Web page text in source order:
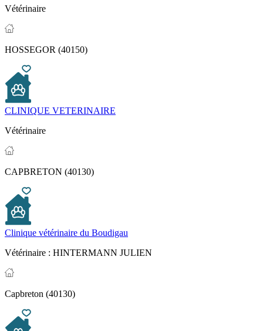
Vétérinaire
HOSSEGOR (40150)
CLINIQUE VETERINAIRE
Vétérinaire
CAPBRETON (40130)
Clinique vétérinaire du Boudigau
Vétérinaire : HINTERMANN JULIEN
Capbreton (40130)